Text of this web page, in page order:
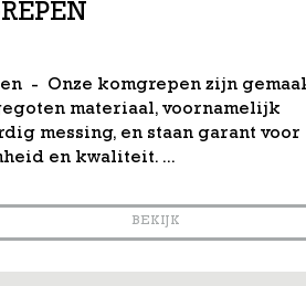
- Onze komgrepen zijn
materiaal, voornamelijk
messing, en staan garant voor
en kwaliteit. ...
BEKIJK